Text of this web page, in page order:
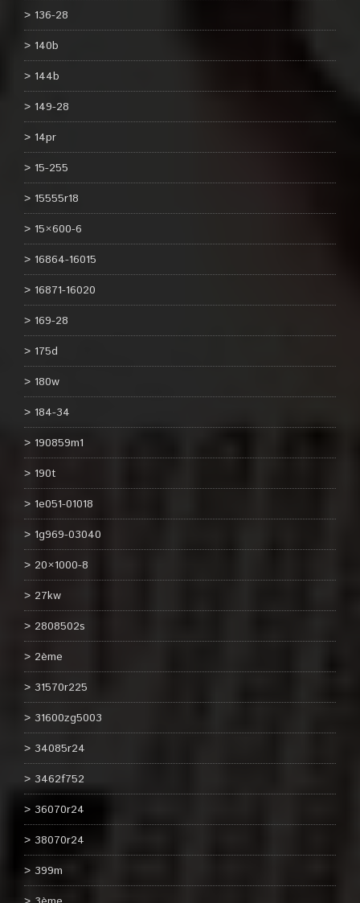
136-28
140b
144b
149-28
14pr
15-255
15555r18
15×600-6
16864-16015
16871-16020
169-28
175d
180w
184-34
190859m1
190t
1e051-01018
1g969-03040
20×1000-8
27kw
2808502s
2ème
31570r225
31600zg5003
34085r24
3462f752
36070r24
38070r24
399m